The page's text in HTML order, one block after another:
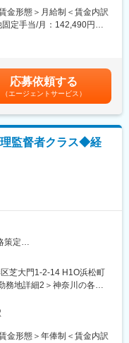
ジメント
営業数字の管理、債権管理
ジメント
業所、近隣の同業施設な
軸を中核にしたマネジメ
を通じてブランディング
ない場合や研修期間は、他
勤務する（賃金は同じ）
助・レクリエーションな
動となることがあります。
ントを担当いただく予定
ホーム、通所介護、生活介
金形態＞月給制＜賃金内訳
定手当/月：142,490円固
45時間分122,510円含む）処
当：15,000円※固定時間外
考課の結果により、支給
評価により昇降給・昇降格
り、選考を通じて上下する
当を含めた表記です。
応募依頼する
（エージェントサービス）
監督者クラス◆経
策定
認、税理士との連携など
や介護施設の運営を引き
介護を守り発展させてい
ープを運営しています。
芝大門1-2-14 H1O浜松町
務地詳細2＞神奈川の各施
全面禁煙＜勤務地詳細3＞
対策：屋内全面禁煙変更の
金形態＞年俸制＜賃金内訳